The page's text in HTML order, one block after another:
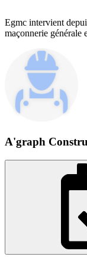
Egmc intervient
maçonnerie générale
A'graph